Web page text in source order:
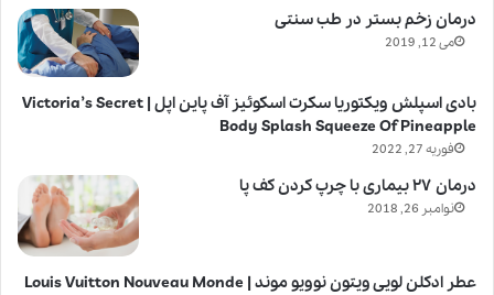
درمان زخم بستر در طب سنتی
می 12, 2019
بادی اسپلش ویکتوریا سکرت اسکوئیز آف پاین اپل | Victoria’s Secret
Body Splash Squeeze Of Pineapple
فوریه 27, 2022
درمان ۲۷ بیماری با چرپ کردن کف پا
نوامبر 26, 2018
عطر ادکلن لویی ویتون نوویو موند | Louis Vuitton Nouveau Monde